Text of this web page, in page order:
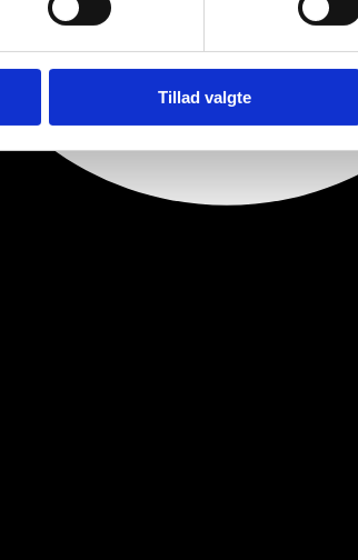
Tillad valgte